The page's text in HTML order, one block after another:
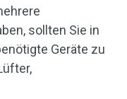
sollten Sie in
Geräte zu